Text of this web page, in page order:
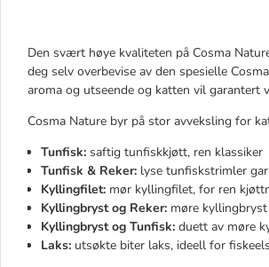
Den svært høye kvaliteten på Cosma
deg selv overbevise av den spesielle
aroma og utseende og katten vil garantert
Cosma Nature byr på stor avveksling for
Tunfisk: saftig tunfiskkjøtt, ren klassiker
Tunfisk & Reker: lyse tunfiskstrimler
Kyllingfilet: mør kyllingfilet, for ren
Kyllingbryst og Reker: møre
Kyllingbryst og Tunfisk: duett av møre
Laks: utsøkte biter laks, ideell for